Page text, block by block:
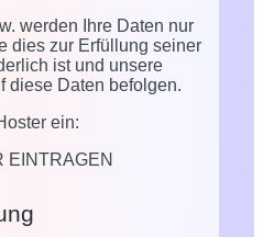
werden Ihre Daten nur
dies zur Erfüllung seiner
ist und unsere
diese Daten befolgen.
ein:
EINTRAGEN